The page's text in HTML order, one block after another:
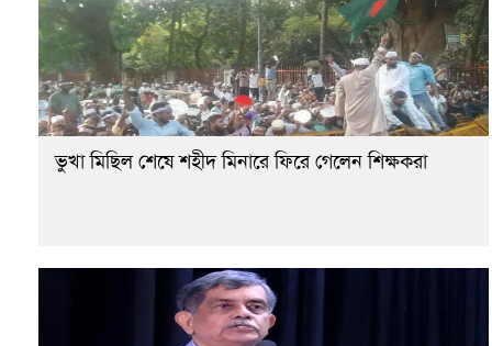
ভুখা মিছিল শেষে শহীদ মিনারে ফিরে গেলেন শিক্ষকরা